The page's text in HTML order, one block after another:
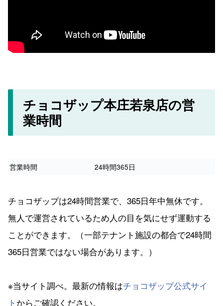
チョコザップ本庄若泉店の営
業時間
営業時間 24時間365日
チョコザップは24時間営業で、365日年中無休です。
無人で運営されているため人の目を気にせず運動する
ことができます。（一部テナント施設の都合で24時間
365日営業ではない場合があります。）
※当サイト調べ。最新の情報はチョコザップ公式サイ
ト からご確認ください。